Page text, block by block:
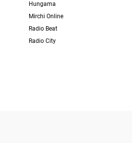
Hungama
Mirchi Online
Radio Beat
Radio City